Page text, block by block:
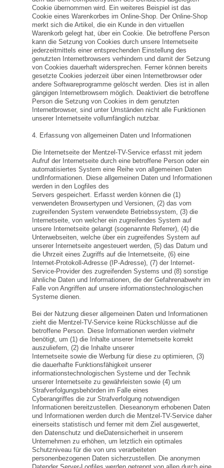
Cookie übernommen wird. Ein weiteres Beispiel ist das
Cookie eines Warenkorbes im Online-Shop. Der Online-Shop
merkt sich die Artikel, die ein Kunde in den virtuellen
Warenkorb gelegt hat, über ein Cookie. Die betroffene Person
kann die Setzung von Cookies durch unsere Internetseite
jederzeitmittels einer entsprechenden Einstellung des
genutzten Internetbrowsers verhindern und damit der Setzung
von Cookies dauerhaft widersprechen. Ferner können bereits
gesetzte Cookies jederzeit über einen Internetbrowser oder
andere Softwareprogramme gelöscht werden. Dies ist in allen
gängigen Internetbrowsern möglich. Deaktiviert die betroffene
Person die Setzung von Cookies in dem genutzten
Internetbrowser, sind unter Umständen nicht alle Funktionen
unserer Internetseite vollumfänglich nutzbar.
4. Erfassung von allgemeinen Daten und Informationen
Die Internetseite der Mentzel-TV-Service erfasst mit jedem
Aufruf der Internetseite durch eine betroffene Person oder ein
automatisiertes System eine Reihe von allgemeinen Daten
undInformationen. Diese allgemeinen Daten und Informationen
werden in den Logfiles des
Servers gespeichert. Erfasst werden können die (1)
verwendeten Browsertypen und Versionen, (2) das vom
zugreifenden System verwendete Betriebssystem, (3) die
Internetseite, von welcher ein zugreifendes System auf
unsere Internetseite gelangt (sogenannte Referrer), (4) die
Unterwebseiten, welche über ein zugreifendes System auf
unserer Internetseite angesteuert werden, (5) das Datum und
die Uhrzeit eines Zugriffs auf die Internetseite, (6) eine
Internet-Protokoll-Adresse (IP-Adresse), (7) der Internet-
Service-Provider des zugreifenden Systems und (8) sonstige
ähnliche Daten und Informationen, die der Gefahrenabwehr im
Falle von Angriffen auf unsere informationstechnologischen
Systeme dienen.
Bei der Nutzung dieser allgemeinen Daten und Informationen
zieht die Mentzel-TV-Service keine Rückschlüsse auf die
betroffene Person. Diese Informationen werden vielmehr
benötigt, um (1) die Inhalte unserer Internetseite korrekt
auszuliefern, (2) die Inhalte unserer
Internetseite sowie die Werbung für diese zu optimieren, (3)
die dauerhafte Funktionsfähigkeit unserer
informationstechnologischen Systeme und der Technik
unserer Internetseite zu gewährleisten sowie (4) um
Strafverfolgungsbehörden im Falle eines
Cyberangriffes die zur Strafverfolgung notwendigen
Informationen bereitzustellen. Dieseanonym erhobenen Daten
und Informationen werden durch die Mentzel-TV-Service daher
einerseits statistisch und ferner mit dem Ziel ausgewertet,
den Datenschutz und dieDatensicherheit in unserem
Unternehmen zu erhöhen, um letztlich ein optimales
Schutzniveau für die von uns verarbeiteten
personenbezogenen Daten sicherzustellen. Die anonymen